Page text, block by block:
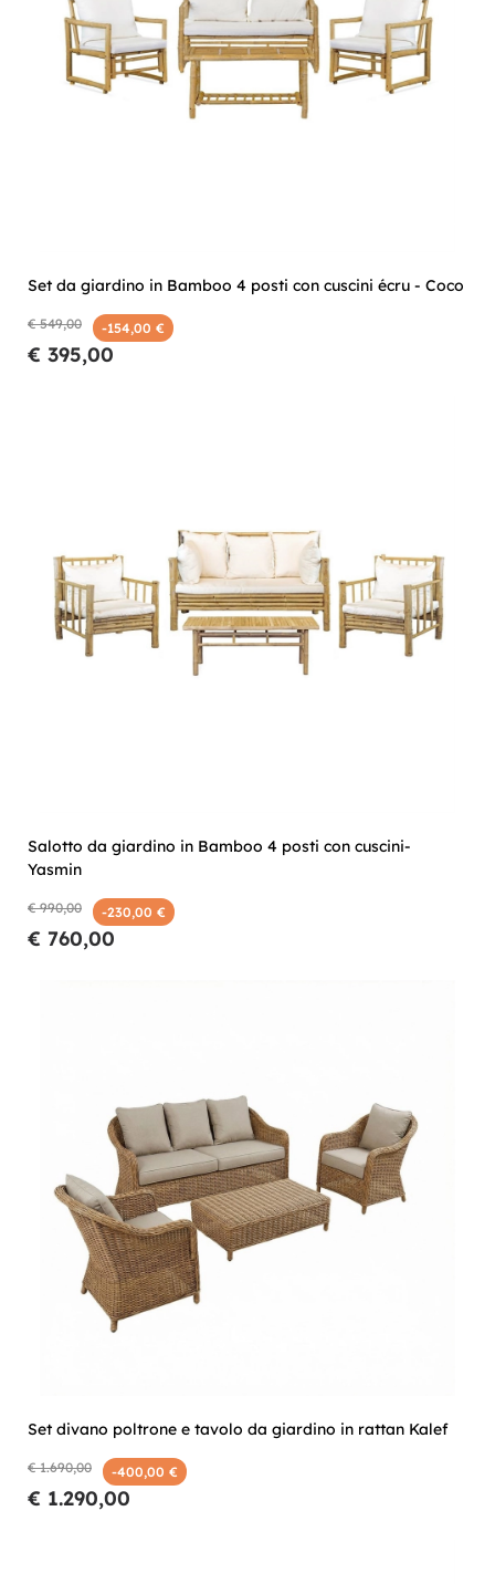
Set da giardino in Bamboo 4 posti con cuscini écru - Coco
€ 549,00 -154,00 €
€ 395,00
Salotto da giardino in Bamboo 4 posti con cuscini-
Yasmin
€ 990,00 -230,00 €
€ 760,00
Set divano poltrone e tavolo da giardino in rattan Kalef
€ 1.690,00 -400,00 €
€ 1.290,00